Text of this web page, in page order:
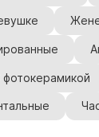
фотокерамикой